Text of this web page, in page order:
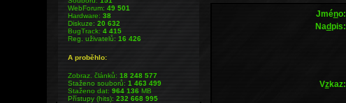
Jméno:
Nadpis:
Vzkaz:
WebForum:49 501
Hardware:38
Diskuze:20 632
BugTrack:4 415
Reg. uživatelů:16 426
A proběhlo:
Zobraz. článků:18 248 577
Staženo souborů:1 463 499
Staženo dat:964 136MB
Přístupy (hits):232 668 995